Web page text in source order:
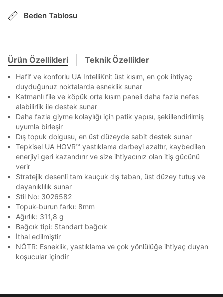
Banka Kart
İşbankası Maximum 6
Akbank Axess
Ziraat Bankası Ziraat Bankası
QNB
AnadoluBank World 3
Beden Tablosu
Ürün Özellikleri Teknik Özellikler
Hafif ve konforlu UA IntelliKnit üst kısım, en çok ihtiyaç
duyduğunuz noktalarda esneklik sunar
Katmanlı file ve köpük orta kısım paneli daha fazla nefes
alabilirlik ile destek sunar
Daha fazla giyme kolaylığı için patik yapısı, şekillendirilmiş
uyumla birleşir
Dış topuk dolgusu, en üst düzeyde sabit destek sunar
Tepkisel UA HOVR™ yastıklama darbeyi azaltır, kaybedilen
enerjiyi geri kazandırır ve size ihtiyacınız olan itiş gücünü
verir
Stratejik desenli tam kauçuk dış taban, üst düzey tutuş ve
dayanıklılık sunar
Stil No: 3026582
Topuk-burun farkı: 8mm
Ağırlık: 311,8 g
Bağcık tipi: Standart bağcık
İthal edilmiştir
NÖTR: Esneklik, yastıklama ve çok yönlülüğe ihtiyaç duyan
koşucular içindir
Beden Seçin
Mağazada Bul
Stok Bildirimi
Ürün stoklara geldiğinde
bildirim göndereceğiz.
Kapat
Term Of Use
Kapat
ipsum
Kapat
Siparişinizin durumu hakkında bilgi alabilmek için
aşağıdaki bilgileri giriniz.
E-posta Adresi *
Sipariş Numaranız *
Sorgula
En az 8 karakter
Bir küçük harf karakter
Bir rakam
Bir büyük harf
En az 1 özel karakter
Aşağıdakileri okudum ve kabul ediyorum:
Kişisel verileriniz
Aydınlatma Metni , Hüküm ve Koşullar
uyarınca işlenecektir. Kişisel verilerimin Doğuş
Perakende Satış Giyim ve Aksesuar Ticaret A.Ş.
işlenmesini kabul ediyorum.
Sms
E-mail
Çağrı Merkezi / Arama
Kişisel verilerimin Doğuş Perakende Satış Giyim ve
Aksesuar Ticaret A.Ş. bünyesinde yer alan
markalara ait ürünlerin bana özel pazarlanması ve
Doğuş Grubu şirketlerinde bulunan pazarlama
sn
SMS Onay Kodu
Bilgilerinizi güncellemek için lütfen telefonunuza SMS
ile gelen kodu girerek telefon numaranızı doğrulayın.
GÖNDER
sn
SMS Onay Kodu
Bilgilerinizi güncellemek için lütfen telefonunuza SMS
ile gelen kodu girerek telefon numaranızı doğrulayın.
GÖNDER